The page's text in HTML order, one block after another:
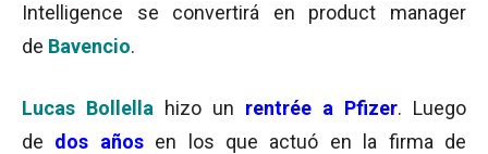
Intelligence se convertirá en product manager
de Bavencio.
Lucas Bollella hizo un rentrée a Pfizer. Luego
de dos años en los que actuó en la firma de